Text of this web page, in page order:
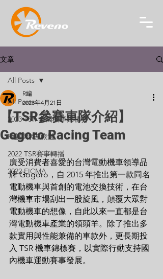
文章
All Posts
2023 TSR 全國機車錦標賽
R編帶你去旅遊
2022 TSR賽事轉播
2022 EICMA
All Posts
【TSR參賽車隊介紹】
Gogoro Racing Team
R編
2023年4月21日
廣受消費者喜愛的台灣電動機車領導品
牌 Gogoro，自 2015 年推出第一款同名
電動機車與首創的電池交換技術，在台
灣機車市場刮出一股旋風，顛覆大眾對
電動機車的想像，自此以來一直都是台
灣電動機車產業的領頭羊。除了推出多
款實用與性能兼備的車款外，更長期投
入 TSR 機車錦標賽，以實際行動支持國
內機車運動賽事發展。